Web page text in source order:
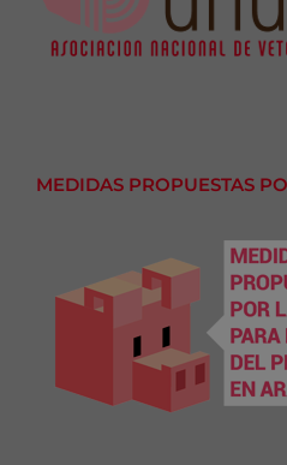
MEDIDAS PROPUESTAS